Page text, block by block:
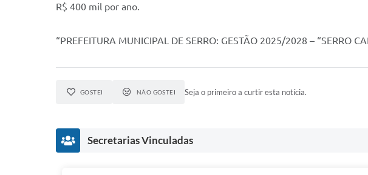
R$ 400 mil por ano.
“PREFEITURA MUNICIPAL DE SERRO: GESTÃO 2025/2028 – “SERRO
GOSTEI NÃO GOSTEI Seja o primeiro a curtir esta notícia.
Secretarias Vinculadas